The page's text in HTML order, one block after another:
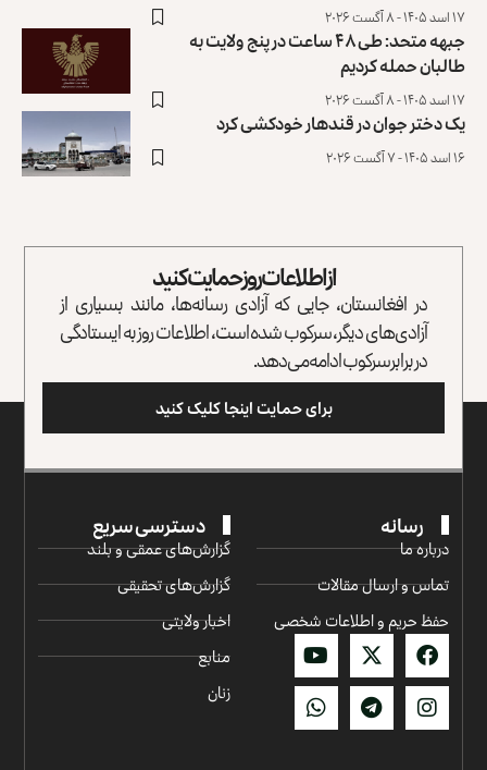
۱۷ اسد ۱۴۰۵ - ۸ آگست ۲۰۲۶
جبهه متحد: طی ۴۸ ساعت در پنج ولایت به
طالبان حمله کردیم
۱۷ اسد ۱۴۰۵ - ۸ آگست ۲۰۲۶
یک دختر جوان در قندهار خودکشی کرد
۱۶ اسد ۱۴۰۵ - ۷ آگست ۲۰۲۶
از اطلاعات روز حمایت کنید
در افغانستان، جایی که آزادی رسانه‌ها، مانند بسیاری از
آزادی‌های دیگر، سرکوب شده است، اطلاعات روز به ایستادگی
در برابر سرکوب ادامه می‌دهد.
برای حمایت اینجا کلیک کنید
رسانه
درباره ما
تماس و ارسال مقالات
حفظ حریم و اطلاعات شخصی
دسترسی سریع
گزارش‌‌های عمقی و بلند
گزارش‌های تحقیقی
اخبار ولایتی
منابع
زنان